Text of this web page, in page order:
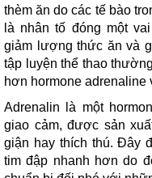
thèm ăn do các tế bào
là nhân tố đóng một
giảm lượng thức ăn và
tập luyện thể thao
hơn hormone adrenaline
Adrenalin là một
giao cảm, được sản
giận hay thích thú. Đây
tim đập nhanh hơn do